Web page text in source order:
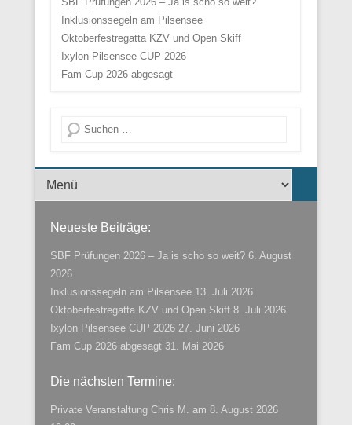
Inklusionssegeln am Pilsensee
Oktoberfestregatta KZV und Open Skiff
Ixylon Pilsensee CUP 2026
Fam Cup 2026 abgesagt
Suche
Menü der Fußzeile
Neueste Beiträge:
SBF Prüfungen 2026 – Ja is scho so weit? 6. August
2026
Inklusionssegeln am Pilsensee 13. Juli 2026
Oktoberfestregatta KZV und Open Skiff 8. Juli 2026
Ixylon Pilsensee CUP 2026 27. Juni 2026
Fam Cup 2026 abgesagt 31. Mai 2026
Die nächsten Termine:
Private Veranstaltung Chris M. am 8. August 2026